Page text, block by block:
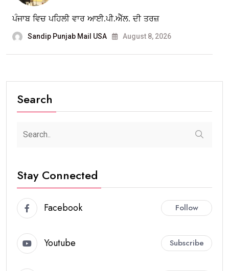
ਪੰਜਾਬ ਵਿਚ ਪਹਿਲੀ ਵਾਰ ਆਈ.ਪੀ.ਐੱਲ. ਦੀ ਤਰਜ਼
Sandip Punjab Mail USA August 8, 2026
Search
Stay Connected
Facebook Follow
Youtube Subscribe